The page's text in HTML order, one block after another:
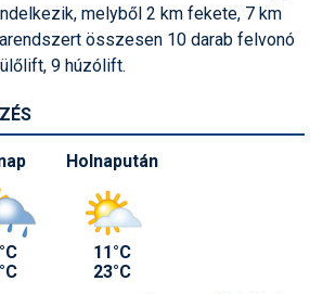
melyből 2 km fekete, 7 km
összesen 10 darab felvonó
9 húzólift.
Holnapután
11°C
23°C